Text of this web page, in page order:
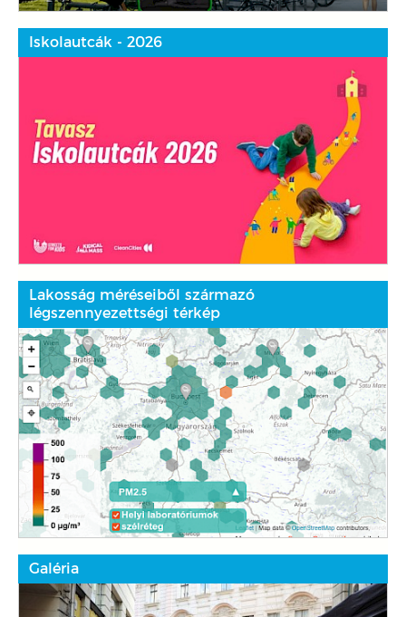
Iskolautcák - 2026
Lakosság méréseiből származó
légszennyezettségi térkép
Galéria